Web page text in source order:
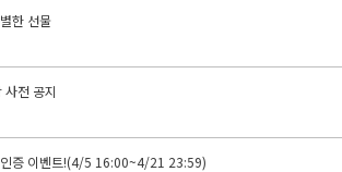
한 선물
전 공지
증 이벤트!(4/5 16:00~4/21 23:59)